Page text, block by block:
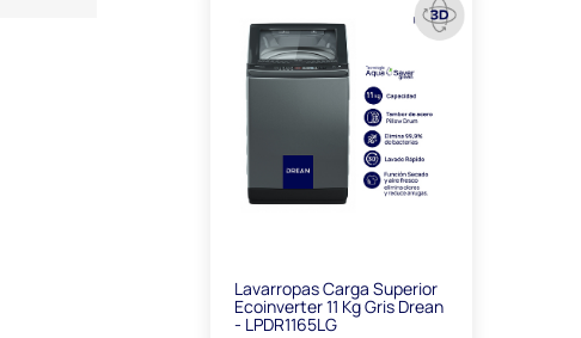
Lavarropas Carga Superior
Ecoinverter 11 Kg Gris Drean
- LPDR1165LG